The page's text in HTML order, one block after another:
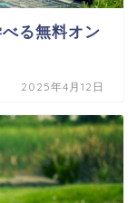
る無料オン
2025年4月12日